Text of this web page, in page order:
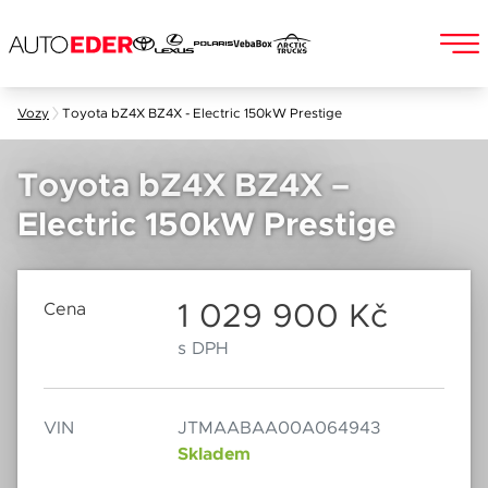
Vozy Toyota bZ4X BZ4X - Electric 150kW Prestige
Toyota bZ4X BZ4X –
Electric 150kW Prestige
Cena 1 029 900 Kč
s DPH
VIN JTMAABAA00A064943
Skladem
Chebská 392/116B
360 01 Karlovy Vary
Po–Pá: 8:00–18:00
So: 8:00–12:00
Datum
Jméno a příjmení